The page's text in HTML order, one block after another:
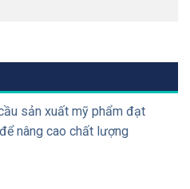
sản xuất mỹ phẩm đạt
nâng cao chất lượng